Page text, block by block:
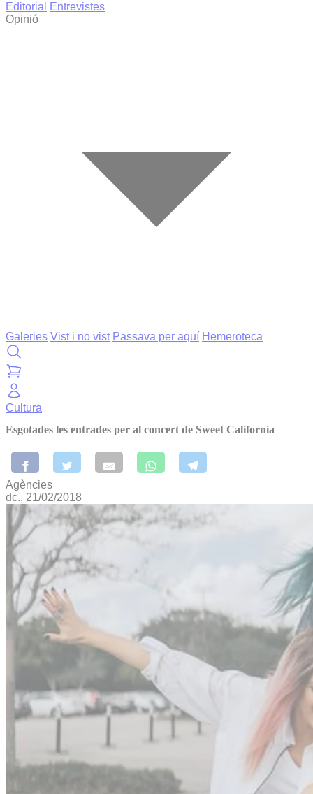
Editorial
Entrevistes
Opinió
Galeries Vist i no vist Passava per aquí Hemeroteca
Cultura
Esgotades les entrades per al concert de Sweet California
Agències
dc., 21/02/2018